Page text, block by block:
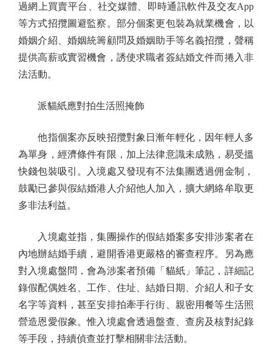
過網上買賣平台、社交媒體、即時通訊軟件及交友App
等方式招攬圖避監察。部分個案更包裝為就業機會，以
婚姻介紹、婚姻統籌顧問及婚姻助手等名義招攬，聲稱
提供高薪或實習機會，誘使求職者簽結婚文件而捲入非
法活動。
派貓紙應對拍生活照掩飾
他指個案亦反映招攬對象日漸年輕化，因年輕人多
為單身，經濟條件有限，加上法律意識未成熟，易受搵
快錢包裝吸引。入境處又發現有不法集團透過佣金制，
鼓勵已參與假結婚港人介紹他人加入，擴大網絡牟取更
多非法利益。
入境處並指，集團操作的假結婚案多安排涉案者在
內地辦結婚手續，避開香港更嚴格的審查程序。另為應
對入境處盤問，會為涉案者預備「貓紙」筆記，詳細記
錄假配偶姓名、工作、住址、結婚日期、介紹人和子女
名字等資料，甚至安排拍牽手行街、親密用餐等生活照
營造恩愛假象。惟入境處會透過盤查、查房及核對紀錄
等手段，持續偵查並打擊相關非法活動。